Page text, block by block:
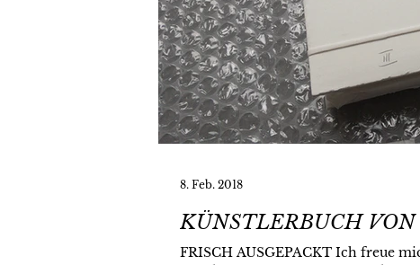
FRISCH AUSGEPACKT Ich freue
8. Feb. 2018